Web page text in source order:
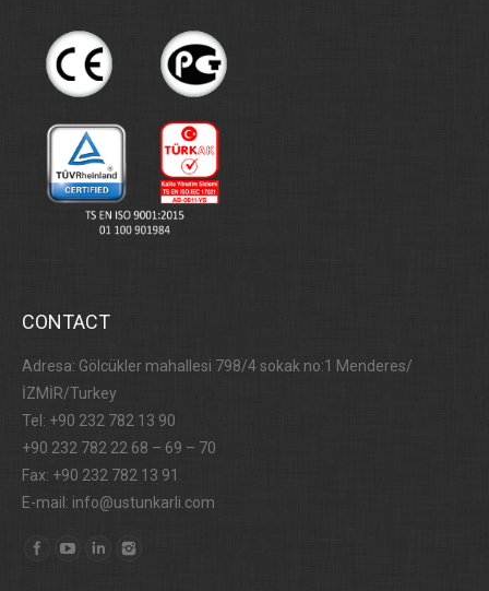
CONTACT
Adresa: Gölcükler mahallesi 798/4 sokak no:1 Menderes/
İZMİR/Turkey
Tel: +90 232 782 13 90
+90 232 782 22 68 – 69 – 70
Fax: +90 232 782 13 91
E-mail: info@ustunkarli.com
Find us on: